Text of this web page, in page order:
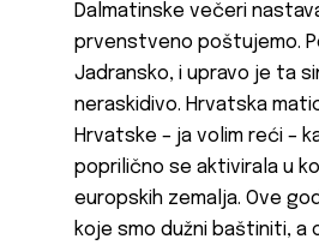
Dalmatinske večeri
prvenstveno poštujemo.
Jadransko, i upravo je ta
neraskidivo. Hrvatska
Hrvatske – ja volim reći –
poprilično se aktivirala u
europskih zemalja. Ove
koje smo dužni baštiniti, a